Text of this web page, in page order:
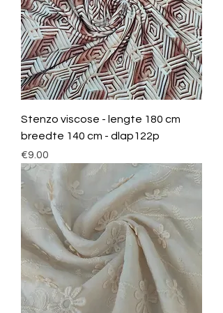
Stenzo viscose - lengte 180 cm
breedte 140 cm - dlap122p
Price
€9.00